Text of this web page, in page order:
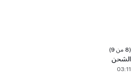
(8 من 9)
الشحن
03:11